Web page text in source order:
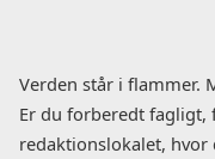
Verden står i flammer.
Er du forberedt
redaktionslokalet,